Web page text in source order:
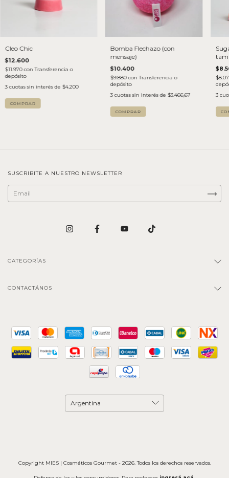
Cleo Chic
$12.600
$11.970con Transferencia o
depósito
3 cuotas sin interés de $4.200
Bomba Flechazo (con
mensaje)
$10.400
$9.880con Transferencia o
depósito
3 cuotas sin interés de $3.466,67
3
SUSCRIBITE A NUESTRO NEWSLETTER
CATEGORÍAS
CONTACTÁNOS
Copyright MIES | Cosméticos Gourmet - 2026. Todos los derechos reservados.